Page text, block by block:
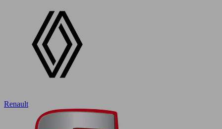
Renault